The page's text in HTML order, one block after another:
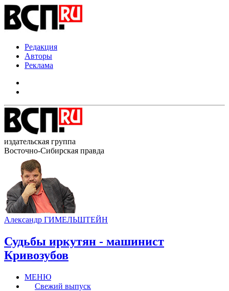
Редакция
Авторы
Реклама
издательская группа
Восточно-Сибирская правда
Александр ГИМЕЛЬШТЕЙН
Судьбы иркутян - машинист
Кривозубов
МЕНЮ
Свежий выпуск